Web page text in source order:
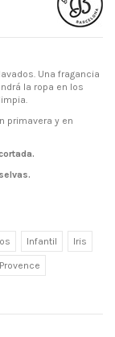
Una fragancia
la ropa en los
primavera y en
Infantil Iris